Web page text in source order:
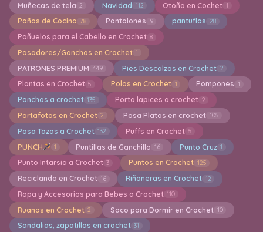
Muñecas de tela 2 Navidad 112 Otoño en Cochet 1
Paños de Cocina 78 Pantalones 9 pantuflas 28
Pañuelos para el Cabello en Crochet 8
Pasadores/Ganchos en Crochet 1
PATRONES PREMIUM 449 Pies Descalzos en Crochet 2
Plantas en Crochet 5 Polos en Crochet 1 Pompones 1
Ponchos a crochet 135 Porta lapices a crochet 2
Portafotos en Crochet 2 Posa Platos en crochet 105
Posa Tazas a Crochet 132 Puffs en Crochet 5
PUNCH 1 Puntillas de Ganchillo 16 Punto Cruz 1
Punto Intarsia a Crochet 3 Puntos en Crochet 125
Reciclando en Crochet 16 Riñoneras en Crochet 12
Ropa y Accesorios para Bebes a Crochet 110
Ruanas en Crochet 2 Saco para Dormir en Crochet 10
Sandalias, zapatillas en crochet 31